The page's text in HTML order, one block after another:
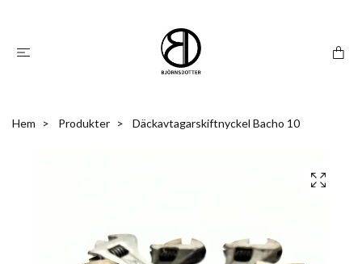
Hem Produkter Däckavtagarskiftnyckel Bacho 10